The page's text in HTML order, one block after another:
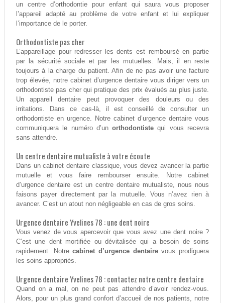
un centre d’orthodontie pour enfant qui saura vous proposer
l’appareil adapté au problème de votre enfant et lui expliquer
l’importance de le porter.
Orthodontiste pas cher
L’appareillage pour redresser les dents est remboursé en partie
par la sécurité sociale et par les mutuelles. Mais, il en reste
toujours à la charge du patient. Afin de ne pas avoir une facture
trop élevée, notre cabinet d’urgence dentaire vous diriger vers un
orthodontiste pas cher qui pratique des prix évalués au plus juste.
Un appareil dentaire peut provoquer des douleurs ou des
irritations. Dans ce cas-là, il est conseillé de consulter un
orthodontiste en urgence. Notre cabinet d’urgence dentaire vous
communiquera le numéro d’unorthodontiste qui vous recevra
sans attendre.
Un centre dentaire mutualiste à votre écoute
Dans un cabinet dentaire classique, vous devez avancer la partie
mutuelle et vous faire rembourser ensuite. Notre cabinet
d’urgence dentaire est un centre dentaire mutualiste, nous nous
faisons payer directement par la mutuelle. Vous n’avez rien à
avancer. C’est un atout non négligeable en cas de gros soins.
Urgence dentaire Yvelines 78 : une dent noire
Vous venez de vous apercevoir que vous avez une dent noire ?
C’est une dent mortifiée ou dévitalisée qui a besoin de soins
rapidement. Notrecabinet d’urgence dentairevous prodiguera
les soins appropriés.
Urgence dentaire Yvelines 78 : contactez notre centre dentaire
Quand on a mal, on ne peut pas attendre d’avoir rendez-vous.
Alors, pour un plus grand confort d’accueil de nos patients, notre